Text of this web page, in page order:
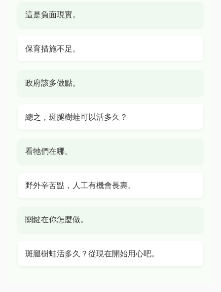
這是負面現實。
保育措施不足。
政府該多做點。
總之，斑腿樹蛙可以活多久？
看牠們在哪。
野外辛苦點，人工有機會長壽。
關鍵在你怎麼做。
斑腿樹蛙活多久？從現在開始用心吧。